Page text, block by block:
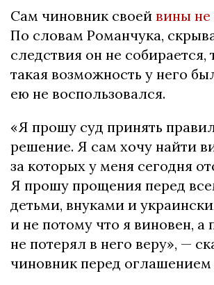
Сам чиновник своей вины не
По словам Романчука,
следствия он не собирается,
такая возможность у него
ею не воспользовался.
«Я прошу суд принять
решение. Я сам хочу найти
за которых у меня сегодня
Я прошу прощения перед
детьми, внуками и
и не потому что я виновен, а
не потерял в него веру», —
чиновник перед оглашением